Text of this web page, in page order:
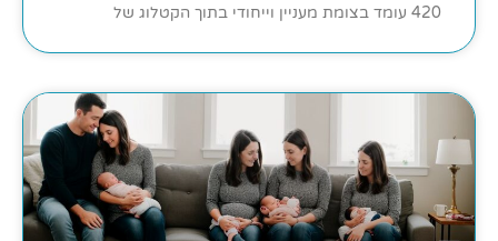
420 עומד בצומת מעניין וייחודי בתוך הקטלוג של